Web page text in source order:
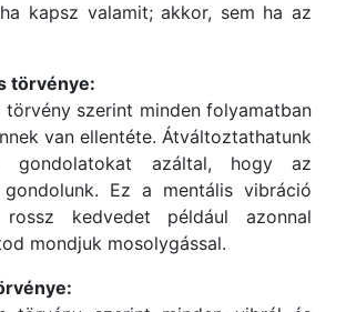
kapsz valamit; akkor, sem ha az
törvénye:
törvény szerint minden folyamatban
van ellentéte. Átváltoztathatunk
gondolatokat azáltal, hogy az
gondolunk. Ez a mentális vibráció
kedvedet például azonnal
mondjuk mosolygással.